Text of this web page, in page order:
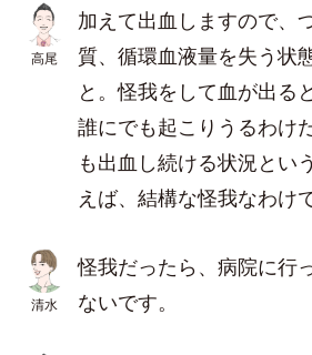
高尾
加えて出血しますので、
質、循環血液量を失う状
と。怪我をして血が出る
誰にでも起こりうるわけ
も出血し続ける状況とい
えば、結構な怪我なわけ
清水
怪我だったら、病院に行
ないです。